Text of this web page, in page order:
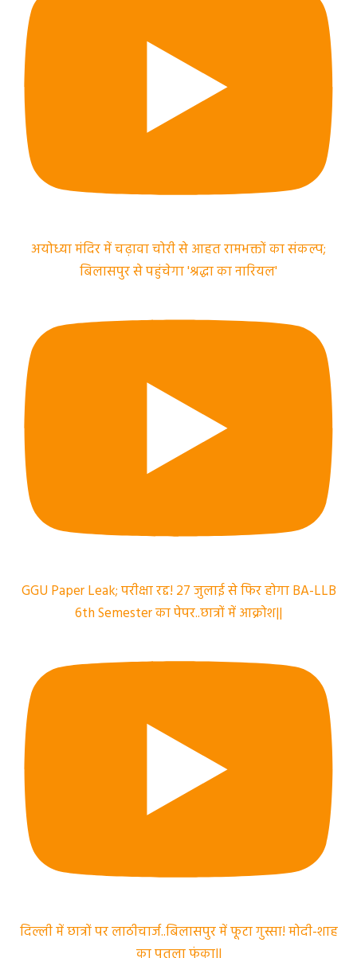
अयोध्या मंदिर में चढ़ावा चोरी से आहत रामभक्तों का संकल्प;
बिलासपुर से पहुंचेगा 'श्रद्धा का नारियल'
GGU Paper Leak; परीक्षा रद्द! 27 जुलाई से फिर होगा BA-LLB
6th Semester का पेपर..छात्रों में आक्रोश||
दिल्ली में छात्रों पर लाठीचार्ज..बिलासपुर में फूटा गुस्सा! मोदी-शाह